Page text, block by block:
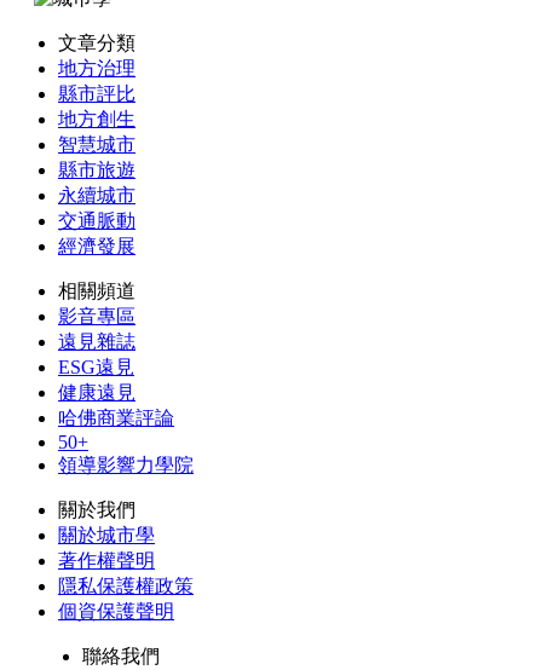
文章分類
地方治理
縣市評比
地方創生
智慧城市
縣市旅遊
永續城市
交通脈動
經濟發展
相關頻道
影音專區
遠見雜誌
ESG遠見
健康遠見
哈佛商業評論
50+
領導影響力學院
關於我們
關於城市學
著作權聲明
隱私保護權政策
個資保護聲明
聯絡我們